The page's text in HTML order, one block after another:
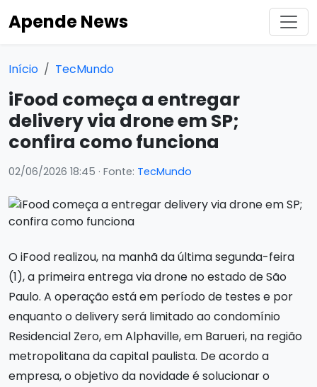
Apende News
Início TecMundo
iFood começa a entregar
delivery via drone em SP;
confira como funciona
02/06/2026 18:45 · Fonte: TecMundo
O iFood realizou, na manhã da última segunda-feira
(1), a primeira entrega via drone no estado de São
Paulo. A operação está em período de testes e por
enquanto o delivery será limitado ao condomínio
Residencial Zero, em Alphaville, em Barueri, na região
metropolitana da capital paulista. De acordo a
empresa, o objetivo da novidade é solucionar o